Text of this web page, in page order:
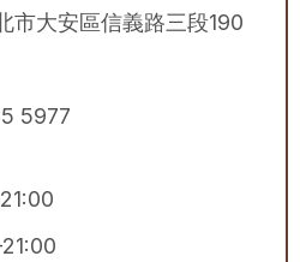
市大安區信義路三段190
5977